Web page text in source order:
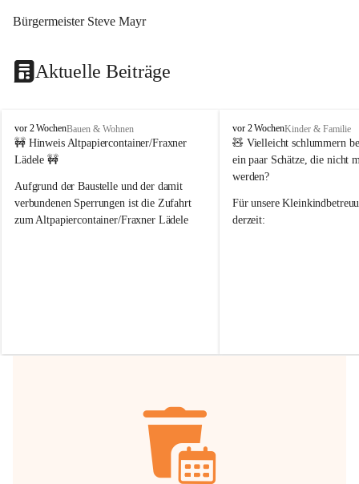
Bürgermeister Steve Mayr
Aktuelle Beiträge
F
r
a
e
r
n
vor 2 WochenBauen & Wohnen
🚧 Hinweis Altpapiercontainer/Fraxner
Lädele 🚧
Aufgrund der Baustelle und der damit
verbundenen Sperrungen ist die Zufahrt
zum Altpapiercontainer/Fraxner Lädele
Hilfsbereitschaft!
F
r
a
x
r
n
vor 2 WochenKinder & Familie
🧸 Vielleicht schlummern
ein paar Schätze, die nicht
werden?
Für unsere
derzeit: